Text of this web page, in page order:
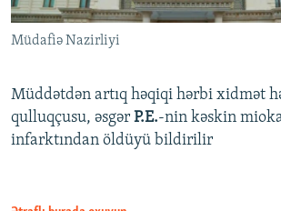
Müdafiə Nazirliyi
Müddətdən artıq həqiqi hərbi xidmət
qulluqçusu, əsgər P.E.-nin kəskin
infarktından öldüyü bildirilir